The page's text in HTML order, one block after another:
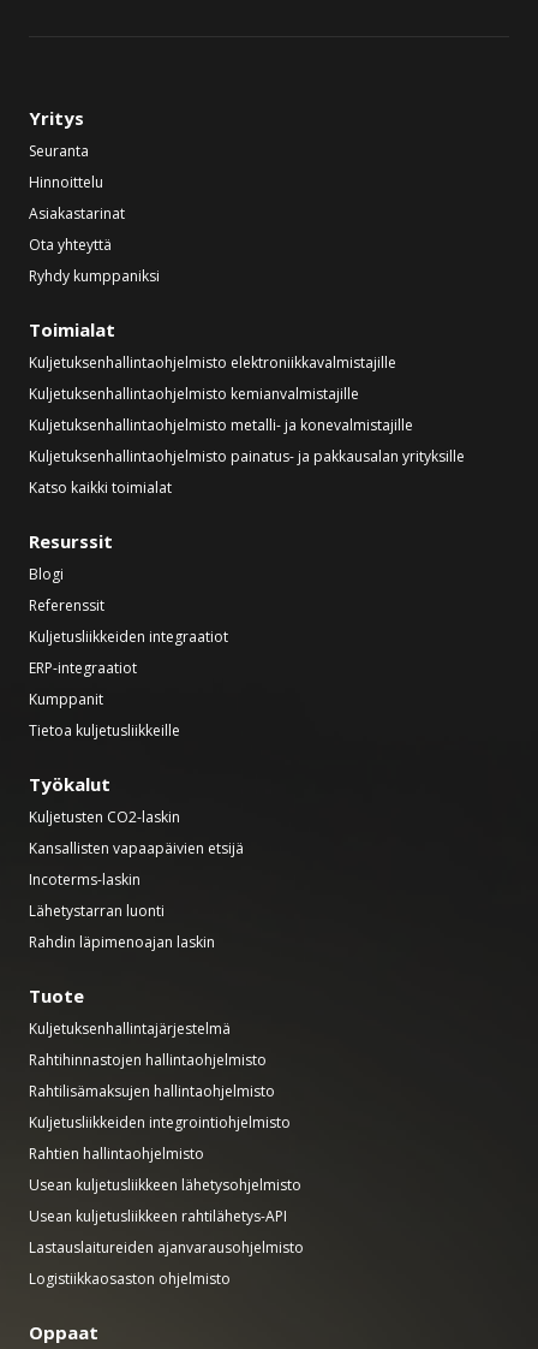
Yritys
Seuranta
Hinnoittelu
Asiakastarinat
Ota yhteyttä
Ryhdy kumppaniksi
Toimialat
Kuljetuksenhallintaohjelmisto elektroniikkavalmistajille
Kuljetuksenhallintaohjelmisto kemianvalmistajille
Kuljetuksenhallintaohjelmisto metalli- ja konevalmistajille
Kuljetuksenhallintaohjelmisto painatus- ja pakkausalan yrityksille
Katso kaikki toimialat
Resurssit
Blogi
Referenssit
Kuljetusliikkeiden integraatiot
ERP-integraatiot
Kumppanit
Tietoa kuljetusliikkeille
Työkalut
Kuljetusten CO2-laskin
Kansallisten vapaapäivien etsijä
Incoterms-laskin
Lähetystarran luonti
Rahdin läpimenoajan laskin
Tuote
Kuljetuksenhallintajärjestelmä
Rahtihinnastojen hallintaohjelmisto
Rahtilisämaksujen hallintaohjelmisto
Kuljetusliikkeiden integrointiohjelmisto
Rahtien hallintaohjelmisto
Usean kuljetusliikkeen lähetysohjelmisto
Usean kuljetusliikkeen rahtilähetys-API
Lastauslaitureiden ajanvarausohjelmisto
Logistiikkaosaston ohjelmisto
Oppaat